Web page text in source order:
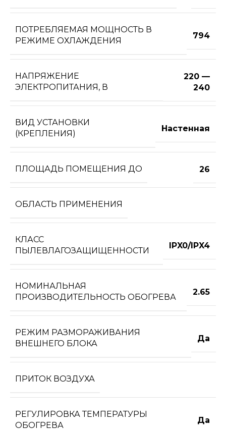
ПОТРЕБЛЯЕМАЯ МОЩНОСТЬ В
РЕЖИМЕ ОХЛАЖДЕНИЯ
794
НАПРЯЖЕНИЕ
ЭЛЕКТРОПИТАНИЯ, В
220 —
240
ВИД УСТАНОВКИ
(КРЕПЛЕНИЯ)
Настенная
ПЛОЩАДЬ ПОМЕЩЕНИЯ ДО 26
ОБЛАСТЬ ПРИМЕНЕНИЯ
КЛАСС
ПЫЛЕВЛАГОЗАЩИЩЕННОСТИ
IPX0/IPX4
НОМИНАЛЬНАЯ
ПРОИЗВОДИТЕЛЬНОСТЬ ОБОГРЕВА
2.65
РЕЖИМ РАЗМОРАЖИВАНИЯ
ВНЕШНЕГО БЛОКА
Да
ПРИТОК ВОЗДУХА
РЕГУЛИРОВКА ТЕМПЕРАТУРЫ
ОБОГРЕВА
Да